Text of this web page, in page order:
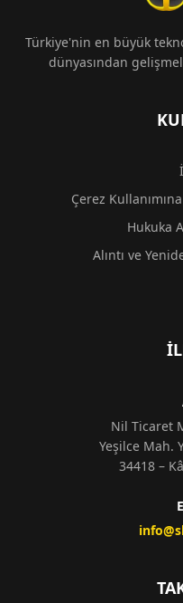
Türkiye'nin en büyük
dünyasından
Çerez
Hukuka
Alıntı ve
Nil Ticaret
Yeşilce Mah.
34418 –